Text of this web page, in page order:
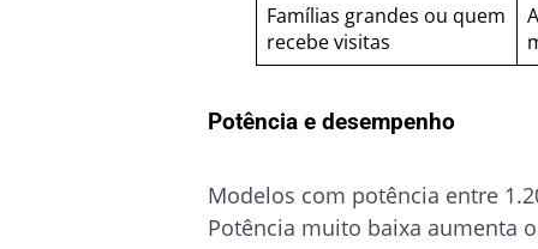
Famílias grandes ou quem
recebe visitas
Potência e desempenho
Modelos com potência entre
Potência muito baixa aumenta